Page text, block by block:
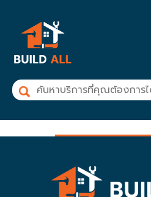
content